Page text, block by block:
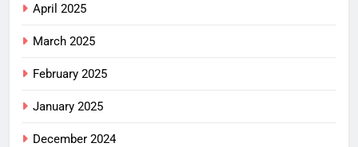
April 2025
March 2025
February 2025
January 2025
December 2024